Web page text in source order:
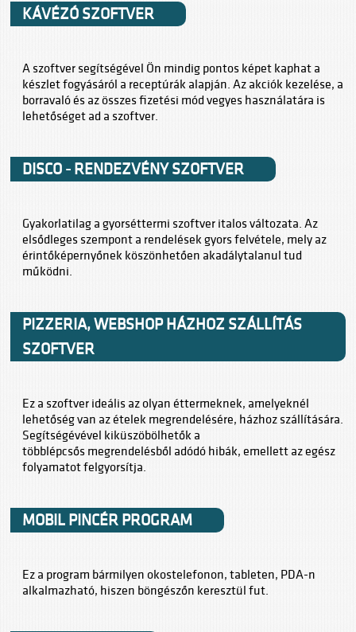
KÁVÉZÓ SZOFTVER
A szoftver segítségével Ön mindig pontos képet kaphat a
készlet fogyásáról a receptúrák alapján. Az akciók kezelése, a
borravaló és az összes fizetési mód vegyes használatára is
lehetőséget ad a szoftver.
DISCO - RENDEZVÉNY SZOFTVER
Gyakorlatilag a gyorséttermi szoftver italos változata. Az
elsődleges szempont a rendelések gyors felvétele, mely az
érintőképernyőnek köszönhetően akadálytalanul tud
működni.
PIZZERIA, WEBSHOP HÁZHOZ SZÁLLÍTÁS
SZOFTVER
Ez a szoftver ideális az olyan éttermeknek, amelyeknél
lehetőség van az ételek megrendelésére, házhoz szállítására.
Segítségévével kiküszöbölhetők a
többlépcsős megrendelésből adódó hibák, emellett az egész
folyamatot felgyorsítja.
MOBIL PINCÉR PROGRAM
Ez a program bármilyen okostelefonon, tableten, PDA-n
alkalmazható, hiszen böngészőn keresztül fut.